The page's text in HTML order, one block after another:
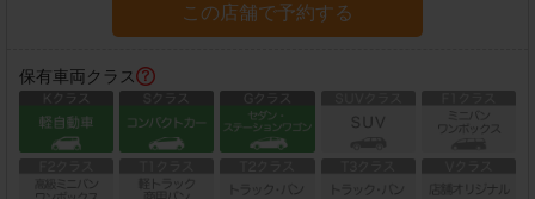
この店舗で予約する
保有車両クラス